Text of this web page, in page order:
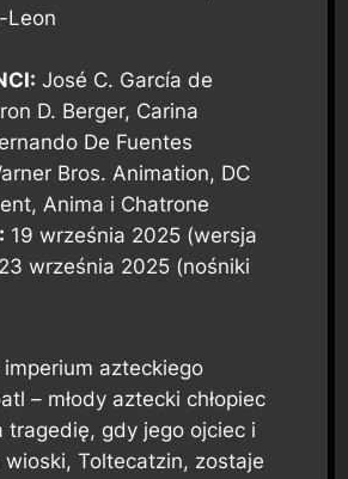
Leon
José C. García de
D. Berger, Carina
De Fuentes
Bros. Animation, DC
Anima i Chatrone
19 września 2025 (wersja
września 2025 (nośniki
azteckiego
– młody aztecki chłopiec
tragedię, gdy jego ojciec i
Toltecatzin, zostaje